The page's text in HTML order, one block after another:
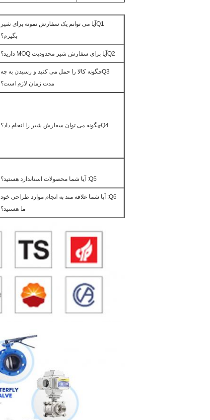
Q1آیا می توانم یک سفارش نمونه برای شیر
بگیرم؟
Q2آیا برای سفارش شیر محدودیت MOQ دارید؟
Q3چگونه کالا را حمل می کنید و رسیدن به چه
مدت زمان لازم است؟
Q4چگونه می توان سفارش شیر را انجام داد؟
Q5: آیا شما محصولات استاندارد هستید؟
Q6: آیا شما علاقه مند به انجام موارد طراحی خود
ما هستید؟